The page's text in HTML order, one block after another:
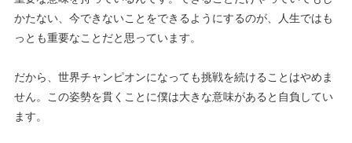
かたない、今できないことをできるようにするのが、人生ではも
っとも重要なことだと思っています。
だから、世界チャンピオンになっても挑戦を続けることはやめま
せん。この姿勢を貫くことに僕は大きな意味があると自負してい
ます。